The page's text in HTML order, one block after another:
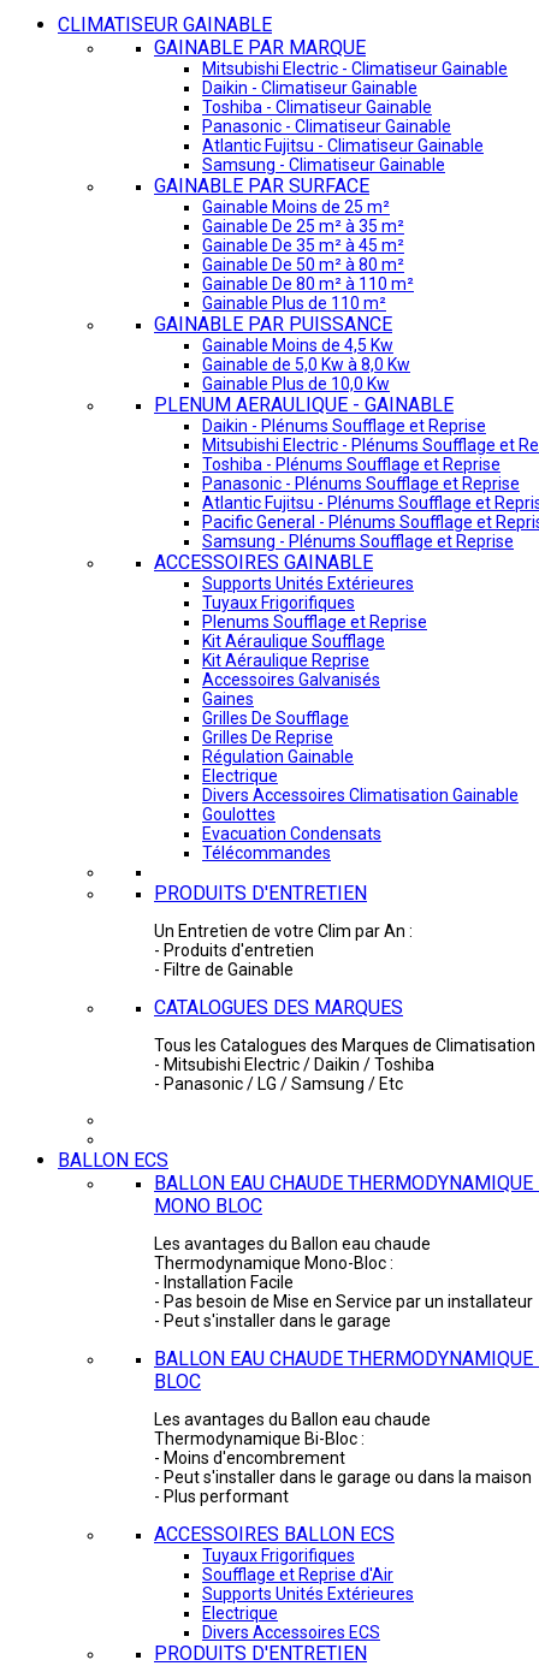
CLIMATISEUR GAINABLE
GAINABLE PAR MARQUE
Mitsubishi Electric - Climatiseur Gainable
Daikin - Climatiseur Gainable
Toshiba - Climatiseur Gainable
Panasonic - Climatiseur Gainable
Atlantic Fujitsu - Climatiseur Gainable
Samsung - Climatiseur Gainable
GAINABLE PAR SURFACE
Gainable Moins de 25 m²
Gainable De 25 m² à 35 m²
Gainable De 35 m² à 45 m²
Gainable De 50 m² à 80 m²
Gainable De 80 m² à 110 m²
Gainable Plus de 110 m²
GAINABLE PAR PUISSANCE
Gainable Moins de 4,5 Kw
Gainable de 5,0 Kw à 8,0 Kw
Gainable Plus de 10,0 Kw
PLENUM AERAULIQUE - GAINABLE
Daikin - Plénums Soufflage et Reprise
Mitsubishi Electric - Plénums Soufflage et
Toshiba - Plénums Soufflage et Reprise
Panasonic - Plénums Soufflage et Reprise
Atlantic Fujitsu - Plénums Soufflage et
Pacific General - Plénums Soufflage et
Samsung - Plénums Soufflage et Reprise
ACCESSOIRES GAINABLE
Supports Unités Extérieures
Tuyaux Frigorifiques
Plenums Soufflage et Reprise
Kit Aéraulique Soufflage
Kit Aéraulique Reprise
Accessoires Galvanisés
Gaines
Grilles De Soufflage
Grilles De Reprise
Régulation Gainable
Electrique
Divers Accessoires Climatisation Gainable
Goulottes
Evacuation Condensats
Télécommandes
PRODUITS D'ENTRETIEN
Un Entretien de votre Clim par An :
- Produits d'entretien
- Filtre de Gainable
CATALOGUES DES MARQUES
Tous les Catalogues des Marques de Climatisation
- Mitsubishi Electric / Daikin / Toshiba
- Panasonic / LG / Samsung / Etc
BALLON ECS
BALLON EAU CHAUDE THERMODYNAMIQUE
MONO BLOC
Les avantages du Ballon eau chaude
Thermodynamique Mono-Bloc :
- Installation Facile
- Pas besoin de Mise en Service par un installateur
- Peut s'installer dans le garage
BALLON EAU CHAUDE
BLOC
Les avantages du Ballon eau chaude
Thermodynamique Bi-Bloc :
- Moins d'encombrement
- Peut s'installer dans le garage ou dans la maison
- Plus performant
ACCESSOIRES BALLON ECS
Tuyaux Frigorifiques
Soufflage et Reprise d'Air
Supports Unités Extérieures
Electrique
Divers Accessoires ECS
PRODUITS D'ENTRETIEN